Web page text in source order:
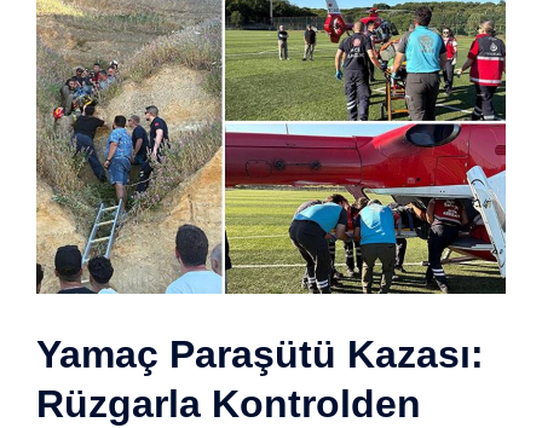
Yamaç Paraşütü Kazası:
Rüzgarla Kontrolden